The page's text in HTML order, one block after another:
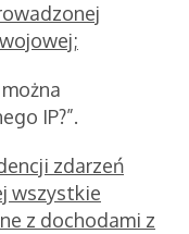
IP?”.
zdarzeń
wszystkie
z dochodami z